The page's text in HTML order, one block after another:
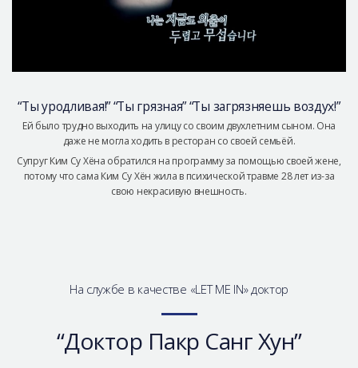
“Ты уродливая!” “Ты грязная” “Ты загрязняешь воздух!”
Ей было трудно выходить на улицу со своим двухлетним сыном. Она
даже не могла ходить в ресторан со своей семьёй.
Супруг Ким Су Хёна обратился на программу за помощью своей жене,
потому что сама Ким Су Хён жила в психической травме 28 лет из-за
свою некрасивую внешность.
На службе в качестве «LET ME IN» доктор
“Доктор Пакр Санг Хун”